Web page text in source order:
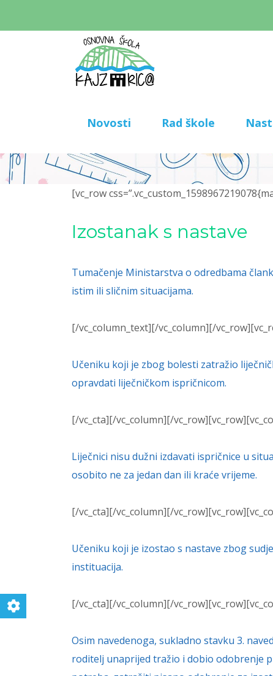
Novosti Rad škole
[vc_row
Izostanak s nastave
Tumačenje Ministarstva o odredbama
istim ili sličnim situacijama.
[/vc_column_text][/vc_column][/
Učeniku koji je zbog bolesti zatražio
opravdati liječničkom ispričnicom.
[/vc_cta][/vc_column][/
Liječnici nisu dužni izdavati ispričnice u
osobito ne za jedan dan ili kraće vrijeme.
[/vc_cta][/vc_column][/
Učeniku koji je izostao s nastave zbog
instituacija.
[/vc_cta][/vc_column][/
Osim navedenoga, sukladno stavku 3.
roditelj unaprijed tražio i dobio odobrenje